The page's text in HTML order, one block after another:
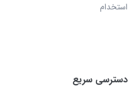
استخدام
دسترسی سریع